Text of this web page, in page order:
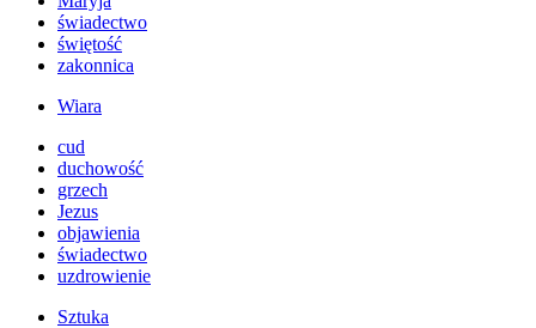
świadectwo
świętość
zakonnica
Wiara
cud
duchowość
grzech
Jezus
objawienia
świadectwo
uzdrowienie
Sztuka